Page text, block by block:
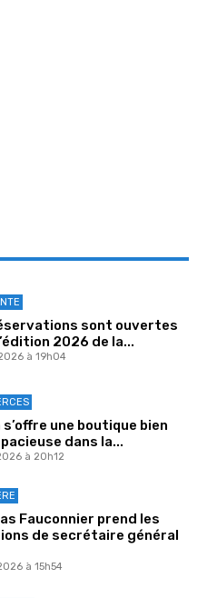
sont ouvertes
2026 de la...
à 19h04
s’offre une boutique bien
dans la...
à 20h12
Fauconnier prend les
de secrétaire général
à 15h54